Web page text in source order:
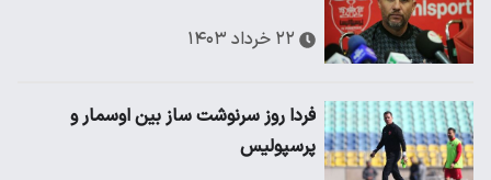
۲۲ خرداد ۱۴۰۳
فردا روز سرنوشت ساز بین اوسمار و
پرسپولیس